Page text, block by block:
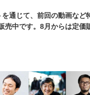
通じて、前回の動画など
売中です。8月からは定価